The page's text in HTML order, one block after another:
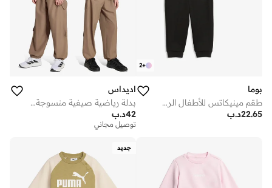
+
2
بوما
طقم مينيكاتس للأطفال الرضع
د.ب22.65
اديداس
بدلة رياضية صيفية منسوجة للشباب
د.ب42
توصيل مجاني
جديد